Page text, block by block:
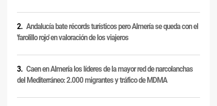
Andalucía bate récords turísticos pero Almería se queda con el
'farolillo rojo' en valoración de los viajeros
Caen en Almería los líderes de la mayor red de narcolanchas
del Mediterráneo: 2.000 migrantes y tráfico de MDMA